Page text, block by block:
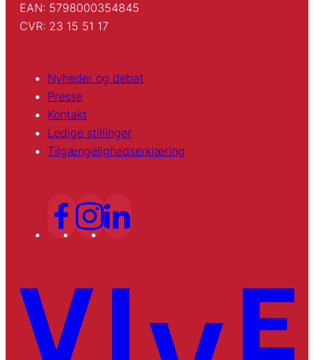
EAN: 5798000354845
CVR: 23 15 51 17
Nyheder og debat
Presse
Kontakt
Ledige stillinger
Tilgængelighedserklæring